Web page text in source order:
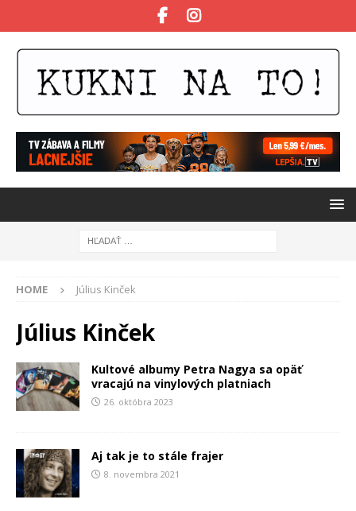
HOME Július Kinček
Július Kinček
Kultové albumy Petra Nagya sa opäť
vracajú na vinylových platniach
26. októbra 2023
Aj tak je to stále frajer
8. novembra 2021